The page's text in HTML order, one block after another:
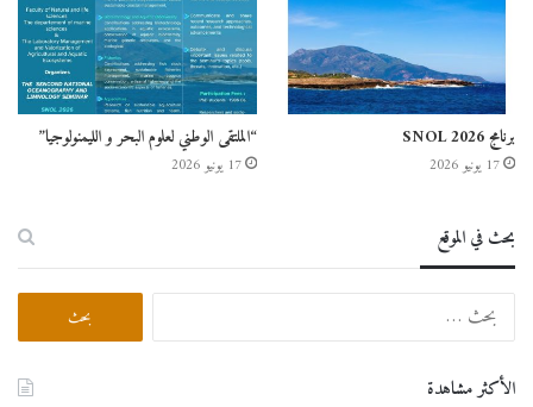
برنامج SNOL 2026
17 يونيو 2026
“الملتقى الوطني لعلوم البحر و الليمنولوجيا”
17 يونيو 2026
بحث في الموقع
البحث
الأكثر مشاهدة